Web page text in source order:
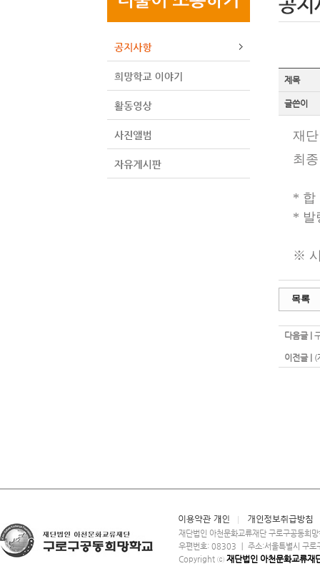
제목
글쓴이
재
최
* 합
* 발
※
목록
다음글 |
이전글 | (
재단법인 아천문화교류재단 구로구공동
우편번호: 08303 ㅣ 주소:서울특별시
Copyright ⓒ 재단법인 아천문화교류재